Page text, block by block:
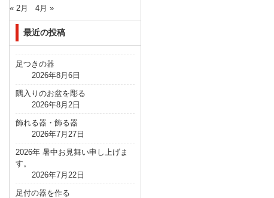
« 2月 4月 »
最近の投稿
足つきの器
2026年8月6日
隅入りのお盆を彫る
2026年8月2日
飾れる器・飾る器
2026年7月27日
2026年 暑中お見舞い申し上げま
す。
2026年7月22日
足付の器を作る